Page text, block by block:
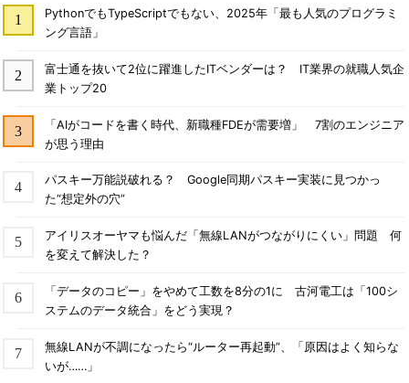
PythonでもTypeScriptでもない、2025年「最も人気のプログラミ
ング言語」
富士通を抜いて2位に躍進したITベンダーは？ IT業界の就職人気企
業トップ20
「AIがコードを書く時代、新職種FDEが需要増」 7割のエンジニア
が思う理由
パスキー万能説破れる？ Google同期パスキー実装に見つかっ
た“想定外の穴”
アイリスオーヤマも悩んだ「無線LANがつながりにくい」問題 何
を変えて解決した？
「データのコピー」をやめて工数を8分の1に 古河電工は「100シ
ステムのデータ統合」をどう実現？
無線LANが不調になったら“ルーター再起動”、「原因はよく知らな
いが……」